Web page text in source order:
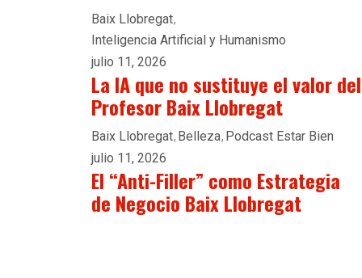
Baix Llobregat
Inteligencia Artificial y Humanismo
julio 11, 2026
La IA que no sustituye el valor del
Profesor Baix Llobregat
Baix Llobregat Belleza Podcast Estar Bien
julio 11, 2026
El “Anti-Filler” como Estrategia
de Negocio Baix Llobregat